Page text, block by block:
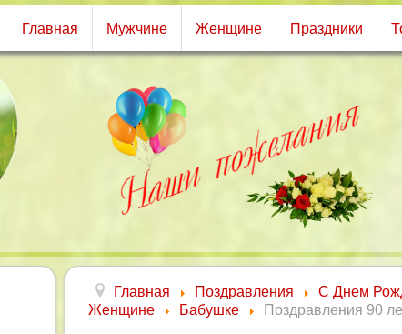
Главная Мужчине Женщине Праздники
Главная Поздравления
С Днем
Женщине
Бабушке Поздравления 90